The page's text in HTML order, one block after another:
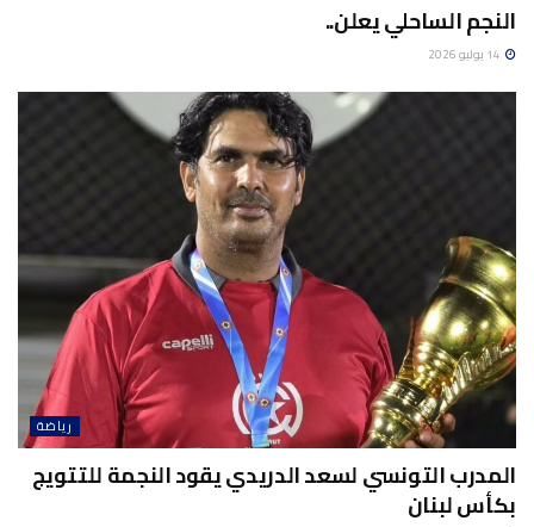
النجم الساحلي يعلن..
رياضة
المدرب التونسي لسعد الدريدي يقود النجمة للتتويج
بكأس لبنان